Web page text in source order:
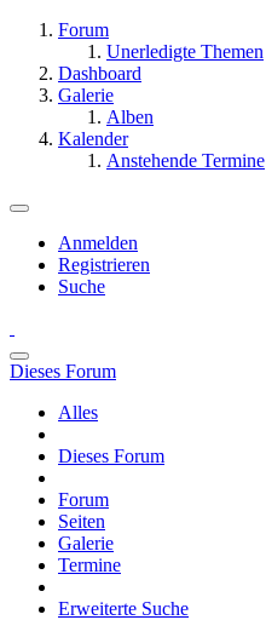
Forum
Unerledigte Themen
Dashboard
Galerie
Alben
Kalender
Anstehende Termine
Anmelden
Registrieren
Suche
Dieses Forum
Alles
Dieses Forum
Forum
Seiten
Galerie
Termine
Erweiterte Suche